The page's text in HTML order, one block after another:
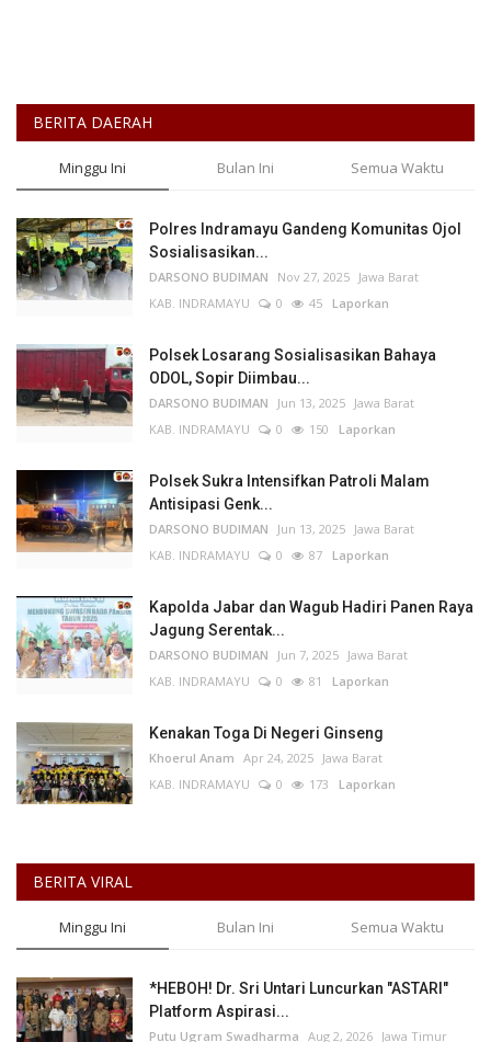
BERITA DAERAH
Minggu Ini Bulan Ini Semua Waktu
Polres Indramayu Gandeng Komunitas Ojol
Sosialisasikan...
DARSONO BUDIMAN Nov 27, 2025 Jawa Barat
KAB. INDRAMAYU
0 45 Laporkan
Polsek Losarang Sosialisasikan Bahaya
ODOL, Sopir Diimbau...
DARSONO BUDIMAN Jun 13, 2025 Jawa Barat
KAB. INDRAMAYU
0 150 Laporkan
Polsek Sukra Intensifkan Patroli Malam
Antisipasi Genk...
DARSONO BUDIMAN Jun 13, 2025 Jawa Barat
KAB. INDRAMAYU
0 87 Laporkan
Kapolda Jabar dan Wagub Hadiri Panen Raya
Jagung Serentak...
DARSONO BUDIMAN Jun 7, 2025 Jawa Barat
KAB. INDRAMAYU
0 81 Laporkan
Kenakan Toga Di Negeri Ginseng
Khoerul Anam Apr 24, 2025 Jawa Barat
KAB. INDRAMAYU
0 173 Laporkan
BERITA VIRAL
Minggu Ini Bulan Ini Semua Waktu
*HEBOH! Dr. Sri Untari Luncurkan "ASTARI"
Platform Aspirasi...
Putu Ugram Swadharma Aug 2, 2026 Jawa Timur